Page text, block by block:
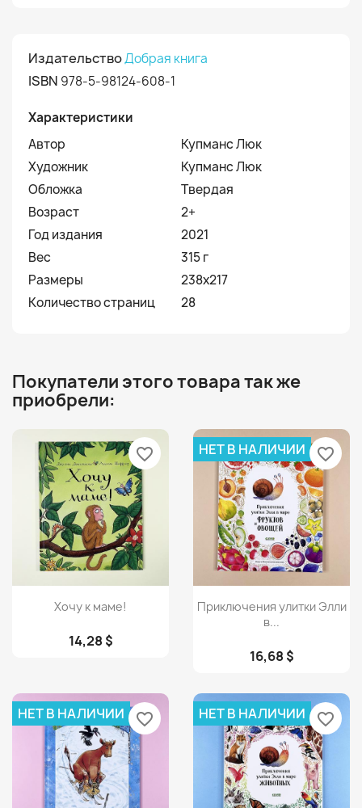
ИздательствоДобрая книга
ISBN 978-5-98124-608-1
Характеристики
Автор
Купманс Люк
Художник
Купманс Люк
Обложка
Твердая
Возраст
2+
Год издания
2021
Вес
315 г
Размеры
238x217
Количество страниц
28
Покупатели этого товара так же
приобрели:
Просмотр
Хочу к маме!
14,28 $
favorite_border
Просмотр
Приключения улитки Элли
в...
16,68 $
НЕТ В НАЛИЧИИ favorite_border
НЕТ В НАЛИЧИИ favorite_border НЕТ В НАЛИЧИИ favorite_border